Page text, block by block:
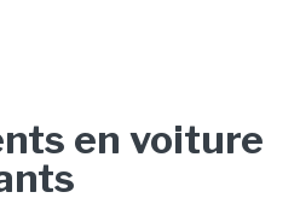
en voiture